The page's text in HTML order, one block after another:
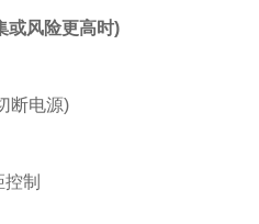
或风险更高时)
断电源)
制